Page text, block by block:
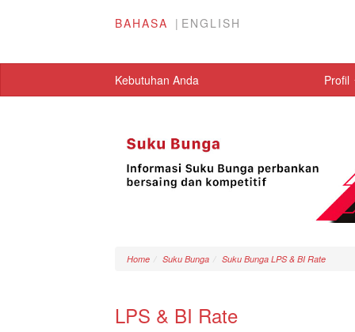
BAHASA ENGLISH
Kebutuhan Anda Profil
Home Suku Bunga Suku Bunga LPS & BI Rate
LPS & BI Rate